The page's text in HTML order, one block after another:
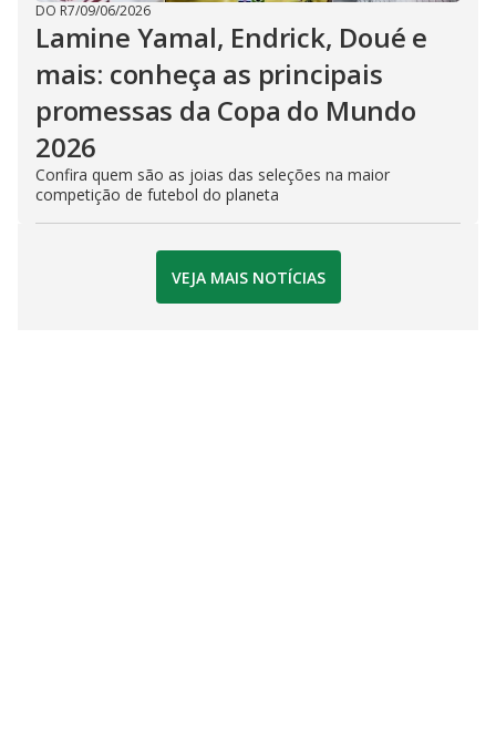
DO R7/09/06/2026
Lamine Yamal, Endrick, Doué e
mais: conheça as principais
promessas da Copa do Mundo
2026
Confira quem são as joias das seleções na maior
competição de futebol do planeta
VEJA MAIS NOTÍCIAS